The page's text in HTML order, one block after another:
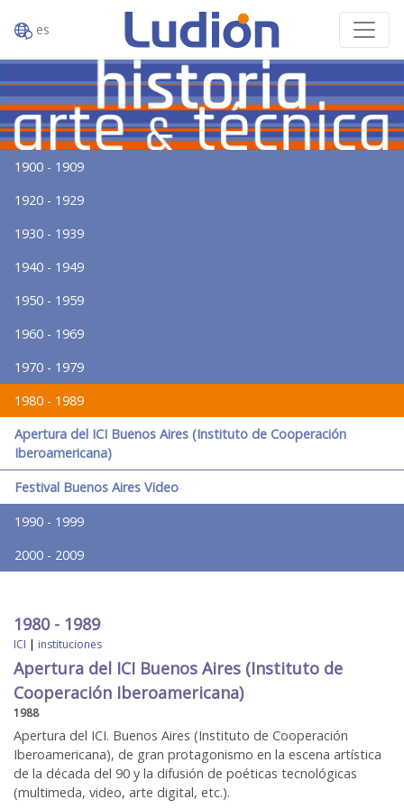
es
1900 - 1909
1920 - 1929
1930 - 1939
1940 - 1949
1950 - 1959
1960 - 1969
1970 - 1979
1980 - 1989
Apertura del ICI Buenos Aires (Instituto de Cooperación
Iberoamericana)
Festival Buenos Aires Video
1990 - 1999
2000 - 2009
1980 - 1989
ICI | instituciones
Apertura del ICI Buenos Aires (Instituto de
Cooperación Iberoamericana)
1988
Apertura del ICI. Buenos Aires (Instituto de Cooperación
Iberoamericana), de gran protagonismo en la escena artística
de la década del 90 y la difusión de poéticas tecnológicas
(multimeda, video, arte digital, etc.).